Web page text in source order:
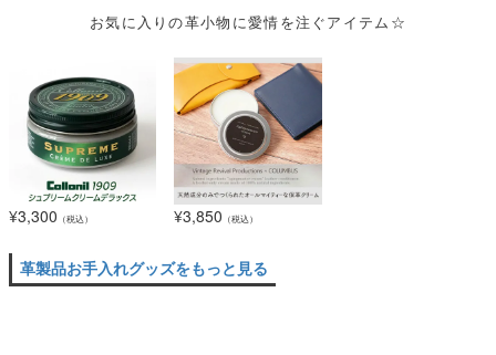
お気に入りの革小物に愛情を注ぐアイテム☆
¥3,300 （税込） ¥3,850 （税込）
革製品お手入れグッズをもっと見る